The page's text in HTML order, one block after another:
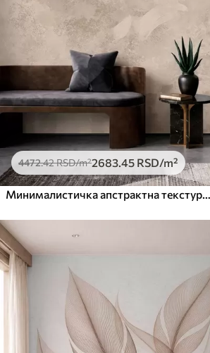
4472.42RSD/m²2683.45 RSD/m²
Минималистичка апстрактна текстура четкице у беж тоновима